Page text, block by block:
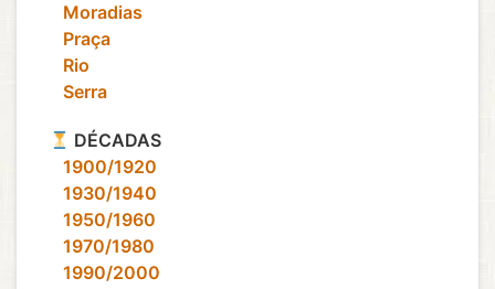
‎ ‎ ‎ Moradias
‎ ‎ ‎ Praça
‎ ‎ ‎ Rio
‎ ‎ ‎ Serra
DÉCADAS
‎ ‎ ‎ 1900/1920
‎ ‎ ‎ 1930/1940
‎ ‎ ‎ 1950/1960
‎ ‎ ‎ 1970/1980
‎ ‎ ‎ 1990/2000